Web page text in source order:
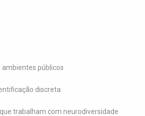
públicos
discreta
trabalham com neurodiversidade